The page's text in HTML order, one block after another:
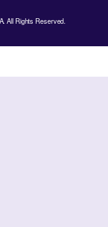
All Rights Reserved.